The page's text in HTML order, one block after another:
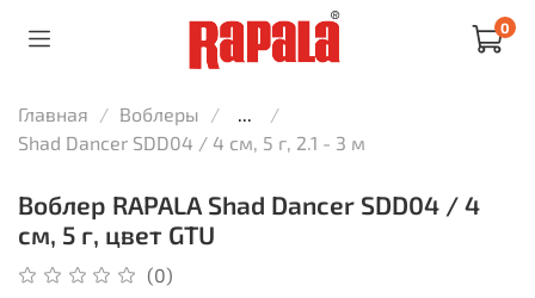
0
Главная Воблеры
...
Shad Dancer SDD04 / 4 см, 5 г, 2.1 - 3 м
Воблер RAPALA Shad Dancer SDD04 / 4
см, 5 г, цвет GTU
(0)